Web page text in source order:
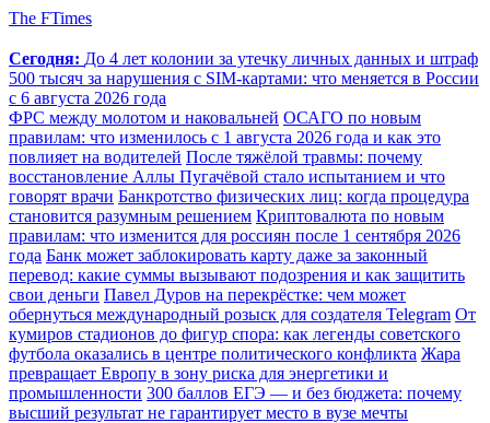
The FTimes
Сегодня: До 4 лет колонии за утечку личных данных и штраф
500 тысяч за нарушения с SIM-картами: что меняется в России
с 6 августа 2026 года
ФРС между молотом и наковальней ОСАГО по новым
правилам: что изменилось с 1 августа 2026 года и как это
повлияет на водителей После тяжёлой травмы: почему
восстановление Аллы Пугачёвой стало испытанием и что
говорят врачи Банкротство физических лиц: когда процедура
становится разумным решением Криптовалюта по новым
правилам: что изменится для россиян после 1 сентября 2026
года Банк может заблокировать карту даже за законный
перевод: какие суммы вызывают подозрения и как защитить
свои деньги Павел Дуров на перекрёстке: чем может
обернуться международный розыск для создателя Telegram От
кумиров стадионов до фигур спора: как легенды советского
футбола оказались в центре политического конфликта Жара
превращает Европу в зону риска для энергетики и
промышленности 300 баллов ЕГЭ — и без бюджета: почему
высший результат не гарантирует место в вузе мечты